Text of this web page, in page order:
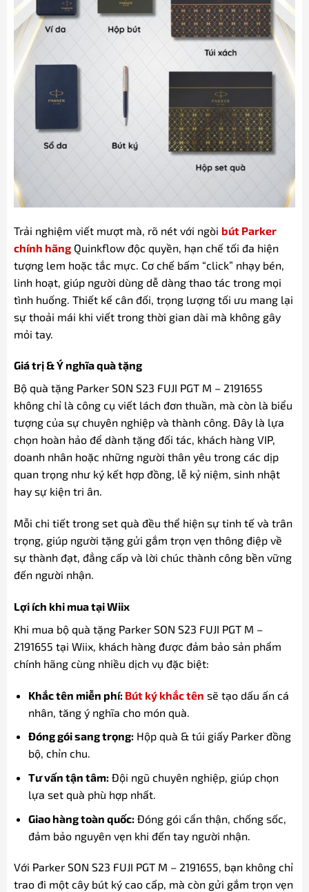
Trải nghiệm viết mượt mà, rõ nét với ngòi bút Parker
chính hãngQuinkflow độc quyền, hạn chế tối đa hiện
tượng lem hoặc tắc mực. Cơ chế bấm “click” nhạy bén,
linh hoạt, giúp người dùng dễ dàng thao tác trong mọi
tình huống. Thiết kế cân đối, trọng lượng tối ưu mang lại
sự thoải mái khi viết trong thời gian dài mà không gây
mỏi tay.
Giá trị & Ý nghĩa quà tặng
Bộ quà tặng Parker SON S23 FUJI PGT M – 2191655
không chỉ là công cụ viết lách đơn thuần, mà còn là biểu
tượng của sự chuyên nghiệp và thành công. Đây là lựa
chọn hoàn hảo để dành tặng đối tác, khách hàng VIP,
doanh nhân hoặc những người thân yêu trong các dịp
quan trọng như ký kết hợp đồng, lễ kỷ niệm, sinh nhật
hay sự kiện tri ân.
Mỗi chi tiết trong set quà đều thể hiện sự tinh tế và trân
trọng, giúp người tặng gửi gắm trọn vẹn thông điệp về
sự thành đạt, đẳng cấp và lời chúc thành công bền vững
đến người nhận.
Lợi ích khi mua tại Wiix
Khi mua bộ quà tặng Parker SON S23 FUJI PGT M –
2191655 tại Wiix, khách hàng được đảm bảo sản phẩm
chính hãng cùng nhiều dịch vụ đặc biệt:
Khắc tên miễn phí: Bút ký khắc tên sẽ tạo dấu ấn cá
nhân, tăng ý nghĩa cho món quà.
Đóng gói sang trọng: Hộp quà & túi giấy Parker đồng
bộ, chỉn chu.
Tư vấn tận tâm: Đội ngũ chuyên nghiệp, giúp chọn
lựa set quà phù hợp nhất.
Giao hàng toàn quốc: Đóng gói cẩn thận, chống sốc,
đảm bảo nguyên vẹn khi đến tay người nhận.
Với Parker SON S23 FUJI PGT M – 2191655, bạn không chỉ
trao đi một cây bút ký cao cấp, mà còn gửi gắm trọn vẹn